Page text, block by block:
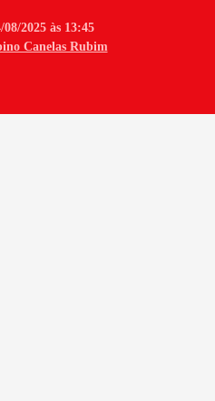
2025 às 13:45
Canelas Rubim